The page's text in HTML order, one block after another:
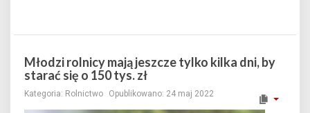
Młodzi rolnicy mają jeszcze tylko kilka dni, by
starać się o 150 tys. zł
Kategoria: Rolnictwo Opublikowano: 24 maj 2022